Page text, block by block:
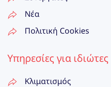
Νέα
Πολιτική Cookies
Υπηρεσίες για ιδιώτες
Κλιματισμός